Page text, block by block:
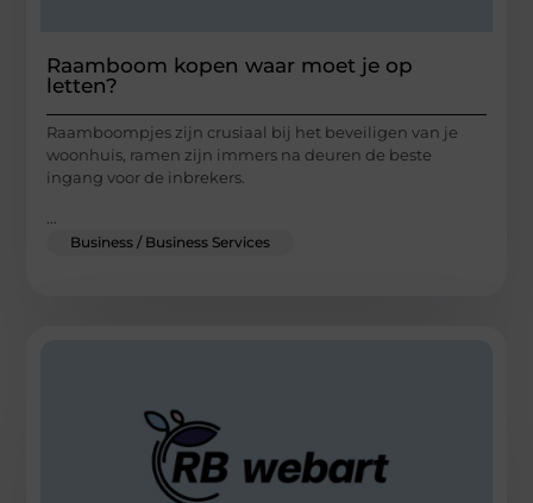
Raamboom kopen waar moet je op
letten?
Raamboompjes zijn crusiaal bij het beveiligen van je
woonhuis, ramen zijn immers na deuren de beste
ingang voor de inbrekers.
Business / Business Services